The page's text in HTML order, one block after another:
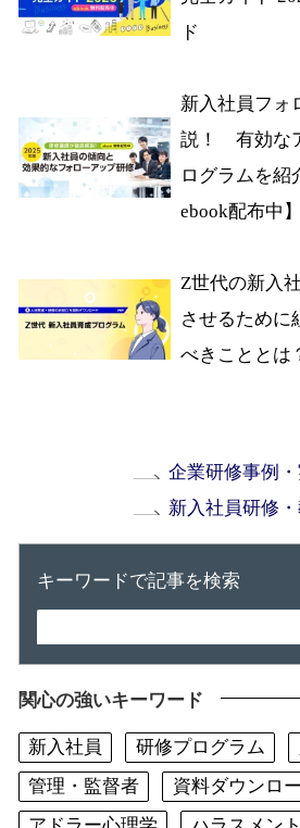
ド
新入社員フォ
説！ 有効な
ログラムを紹
ebook配布中】
Z世代の新入
させるために
べきこととは
企業研修事例
新入社員研修
キーワードで記事を検索
関心の強いキーワード
新入社員 研修プログラム
管理・監督者
資料ダウンロ